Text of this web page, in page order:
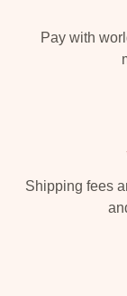
Pay with
Shipping fees